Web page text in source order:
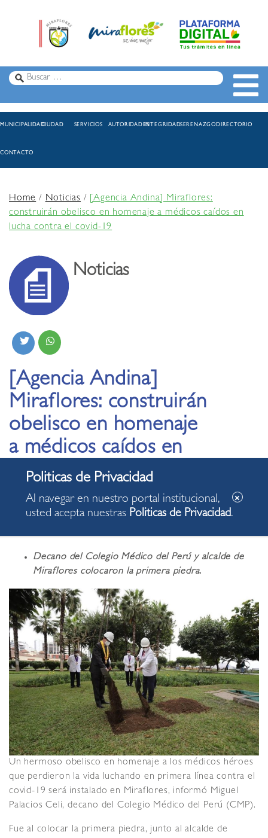
MUNICIPALIDADCIUDAD SERVICIOS AUTORIDADESINTEGRIDADSERENAZGODIRECTORIO
CONTACTO
Home/Noticias /
[Agencia Andina] Miraflores:
construirán obelisco en homenaje a médicos caídos en
lucha contra el covid-19
Noticias
[Agencia Andina]
Miraflores: construirán
obelisco en homenaje
a médicos caídos en
lucha contra el covid-
19
Decano del Colegio Médico del Perú y alcalde de
Miraflores colocaron la primera piedra.
Un hermoso obelisco en homenaje a los médicos héroes
que perdieron la vida luchando en primera línea contra el
covid-19 será instalado en Miraflores, informó Miguel
Palacios Celi, decano del Colegio Médico del Perú (CMP).
Fue al colocar la primera piedra, junto al alcalde de
Al navegar en nuestro portal institucional,
usted acepta nuestras Politicas de Privacidad.